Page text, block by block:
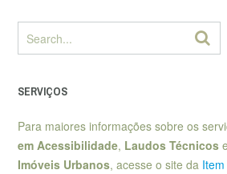
SERVIÇOS
Para maiores informações sobre os
em Acessibilidade, Laudos Técnicos e
Imóveis Urbanos, acesse o site da